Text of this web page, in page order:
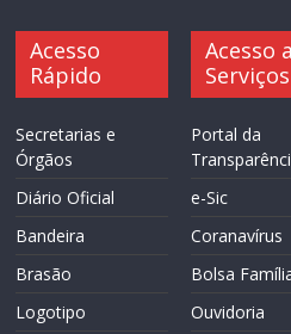
Acesso
Rápido
Secretarias e
Órgãos
Diário Oficial
Bandeira
Brasão
Logotipo
Acesso
Serviços
Portal da
e-Sic
Coranavírus
Bolsa
Ouvidoria